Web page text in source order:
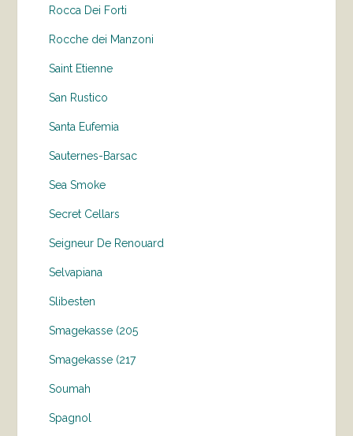
Rocca Dei Forti
Rocche dei Manzoni
Saint Etienne
San Rustico
Santa Eufemia
Sauternes-Barsac
Sea Smoke
Secret Cellars
Seigneur De Renouard
Selvapiana
Slibesten
Smagekasse (205
Smagekasse (217
Soumah
Spagnol